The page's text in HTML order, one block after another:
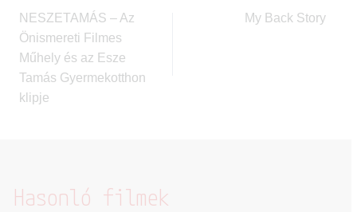
NESZETAMÁS – Az
Önismereti Filmes
Műhely és az Esze
Tamás Gyermekotthon
klipje
My Back Story
Hasonló filmek